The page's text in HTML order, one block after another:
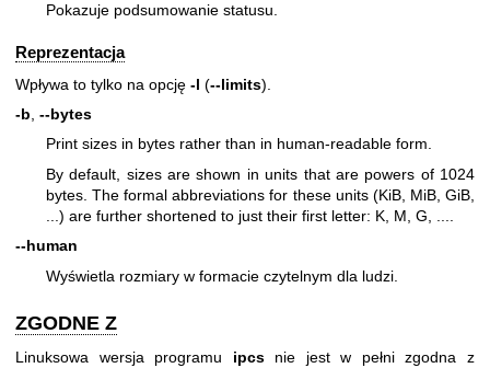
Pokazuje podsumowanie statusu.
Reprezentacja
Wpływa to tylko na opcję -l (--limits).
-b --bytes
Print sizes in bytes rather than in human-readable form.
By default, sizes are shown in units that are powers of 1024
bytes. The formal abbreviations for these units (KiB, MiB, GiB,
...) are further shortened to just their first letter: K, M, G, ....
--human
Wyświetla rozmiary w formacie czytelnym dla ludzi.
ZGODNE Z
Linuksowa wersja programu ipcsnie jest w pełni zgodna z